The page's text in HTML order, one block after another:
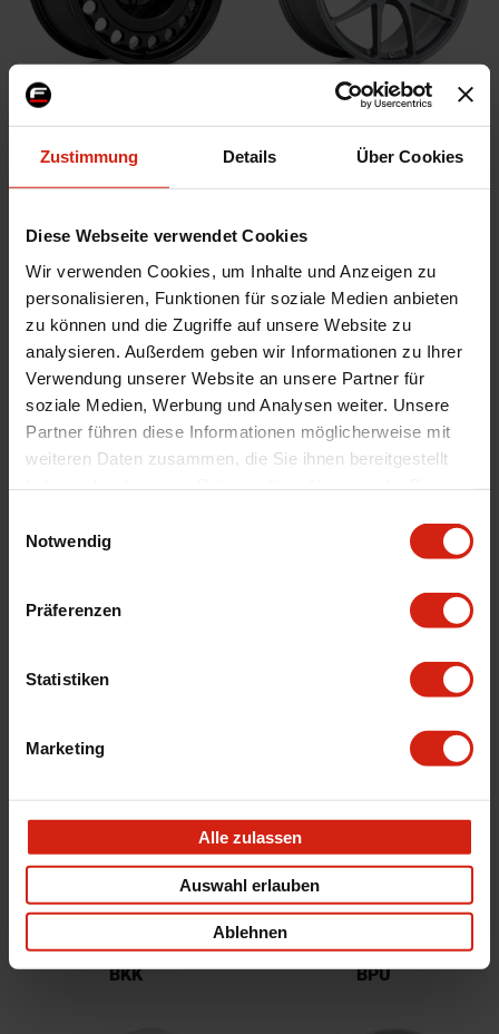
Zustimmung Details Über Cookies
Diese Webseite verwendet Cookies
Wir verwenden Cookies, um Inhalte und Anzeigen zu
personalisieren, Funktionen für soziale Medien anbieten
zu können und die Zugriffe auf unsere Website zu
analysieren. Außerdem geben wir Informationen zu Ihrer
Verwendung unserer Website an unsere Partner für
soziale Medien, Werbung und Analysen weiter. Unsere
Partner führen diese Informationen möglicherweise mit
weiteren Daten zusammen, die Sie ihnen bereitgestellt
Notwendig
Präferenzen
Statistiken
Marketing
Alle zulassen
Auswahl erlauben
Ablehnen
LTN
TUF KPR
GRZ
BKK BPU